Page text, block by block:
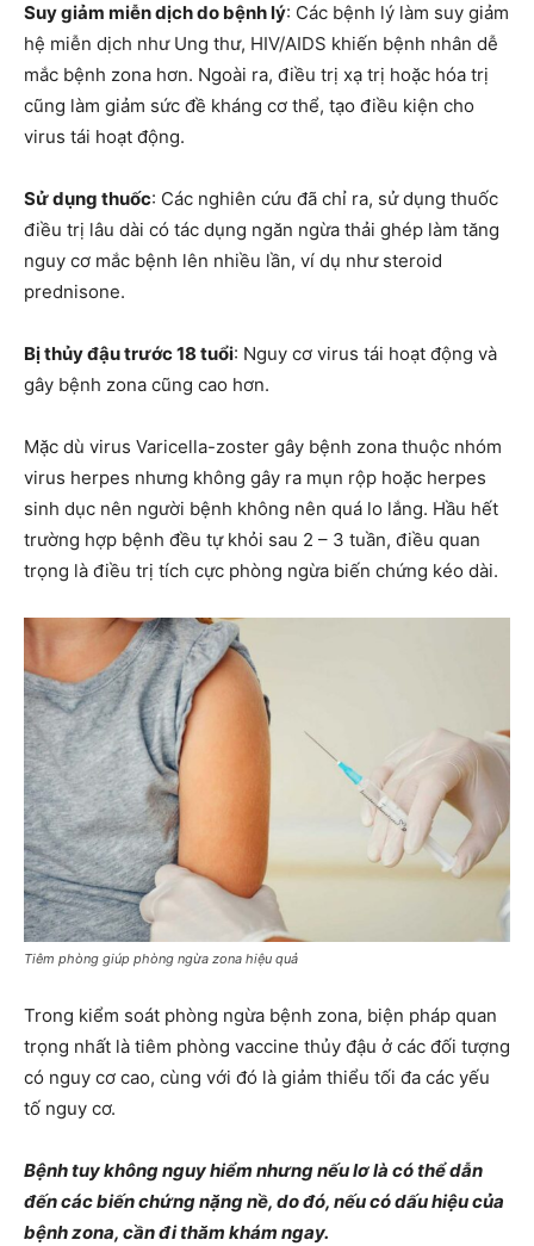
Suy giảm miễn dịch do bệnh lý: Các bệnh lý làm suy giảm
hệ miễn dịch như Ung thư, HIV/AIDS khiến bệnh nhân dễ
mắc bệnh zona hơn. Ngoài ra, điều trị xạ trị hoặc hóa trị
cũng làm giảm sức đề kháng cơ thể, tạo điều kiện cho
virus tái hoạt động.
Sử dụng thuốc: Các nghiên cứu đã chỉ ra, sử dụng thuốc
điều trị lâu dài có tác dụng ngăn ngừa thải ghép làm tăng
nguy cơ mắc bệnh lên nhiều lần, ví dụ như steroid
prednisone.
Bị thủy đậu trước 18 tuổi: Nguy cơ virus tái hoạt động và
gây bệnh zona cũng cao hơn.
Mặc dù virus Varicella-zoster gây bệnh zona thuộc nhóm
virus herpes nhưng không gây ra mụn rộp hoặc herpes
sinh dục nên người bệnh không nên quá lo lắng. Hầu hết
trường hợp bệnh đều tự khỏi sau 2 – 3 tuần, điều quan
trọng là điều trị tích cực phòng ngừa biến chứng kéo dài.
Tiêm phòng giúp phòng ngừa zona hiệu quả
Trong kiểm soát phòng ngừa bệnh zona, biện pháp quan
trọng nhất là tiêm phòng vaccine thủy đậu ở các đối tượng
có nguy cơ cao, cùng với đó là giảm thiểu tối đa các yếu
tố nguy cơ.
Bệnh tuy không nguy hiểm nhưng nếu lơ là có thể dẫn
đến các biến chứng nặng nề, do đó, nếu có dấu hiệu của
bệnh zona, cần đi thăm khám ngay.